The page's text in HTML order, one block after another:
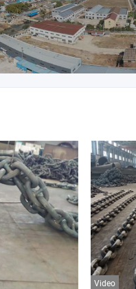
Video